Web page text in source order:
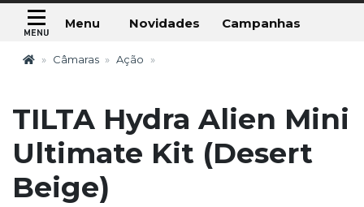
Menu Novidades Campanhas
Câmaras Ação
TILTA Hydra Alien Mini
Ultimate Kit (Desert
Beige)